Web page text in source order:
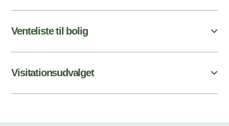
Venteliste til bolig
Visitationsudvalget